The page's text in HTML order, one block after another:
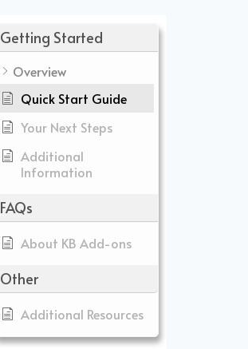
Getting Started
Overview
Quick Start Guide
Your Next Steps
Additional
Information
FAQs
About KB Add-ons
Other
Additional Resources